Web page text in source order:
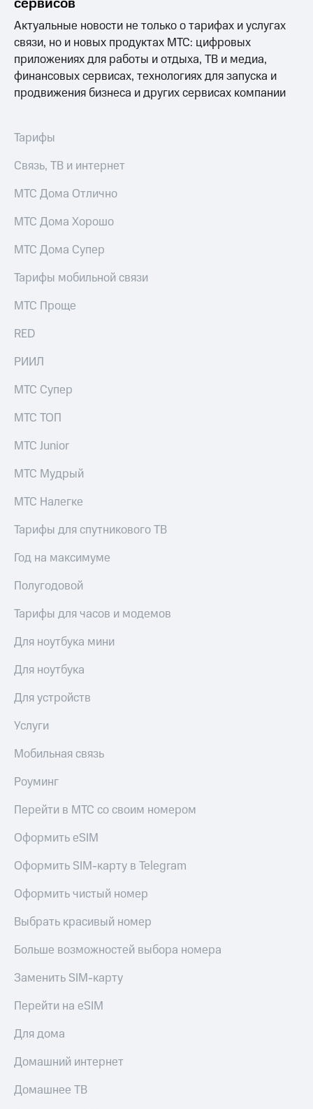
Актуальные новости не только о тарифах и услугах
связи, но и новых продуктах МТС: цифровых
приложениях для работы и отдыха, ТВ и медиа,
финансовых сервисах, технологиях для запуска и
продвижения бизнеса и других сервисах компании
Тарифы
Связь, ТВ и интернет
МТС Дома Отлично
МТС Дома Хорошо
МТС Дома Супер
Тарифы мобильной связи
МТС Проще
RED
РИИЛ
МТС Супер
МТС ТОП
МТС Junior
МТС Мудрый
МТС Налегке
Тарифы для спутникового ТВ
Год на максимуме
Полугодовой
Тарифы для часов и модемов
Для ноутбука мини
Для ноутбука
Для устройств
Услуги
Мобильная связь
Роуминг
Перейти в МТС со своим номером
Оформить eSIM
Оформить SIM-карту в Telegram
Оформить чистый номер
Выбрать красивый номер
Больше возможностей выбора номера
Заменить SIM-карту
Перейти на eSIM
Для дома
Домашний интернет
Домашнее ТВ